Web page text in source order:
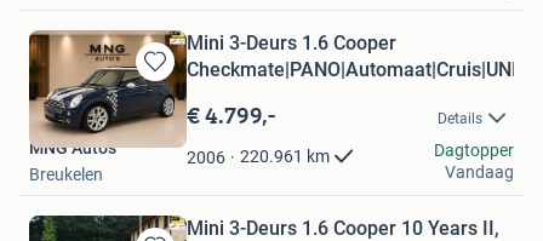
Bewaren
Mijn
Favorieten
Mini 3-Deurs 1.6 Cooper
€ 4.799,- Details
2006 220.961 km
MNG Auto's
Breukelen
Dagtopper
Vandaag
Mini 3-Deurs 1.6 Cooper 10 Years II,